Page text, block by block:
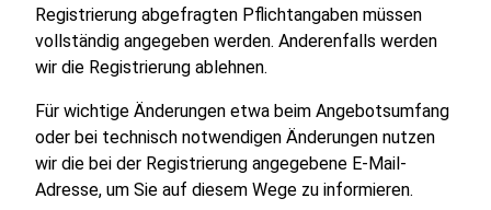
Registrierung abgefragten Pflichtangaben müssen
vollständig angegeben werden. Anderenfalls werden
wir die Registrierung ablehnen.
Für wichtige Änderungen etwa beim Angebotsumfang
oder bei technisch notwendigen Änderungen nutzen
wir die bei der Registrierung angegebene E-Mail-
Adresse, um Sie auf diesem Wege zu informieren.